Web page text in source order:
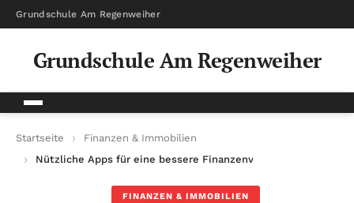
Grundschule Am Regenweiher
Grundschule Am Regenweiher
Startseite
Finanzen & Immobilien
Nützliche Apps für eine bessere Finanzenverwaltung im Alltag
FINANZEN & IMMOBILIEN